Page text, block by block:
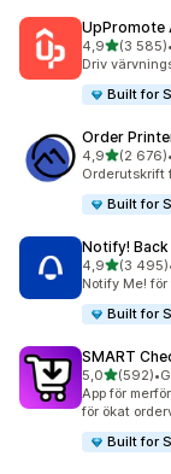
UpPromote
4,9av 5(3 585)
3585 •
Driv
Built for
Order
4,9av 5(2 676)
2676 •
Orderutskrift
Built for
Notify!
4,9av 5(3 495)
3495
Notify Me!
Built for
SMART
5,0av 5(592)
592 •
App för
för ökat
Built for